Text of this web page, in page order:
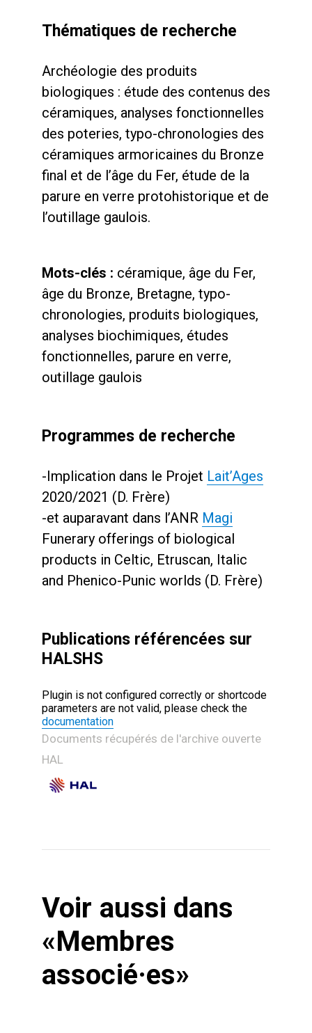
Thématiques de recherche
Archéologie des produits
biologiques : étude des contenus des
céramiques, analyses fonctionnelles
des poteries, typo-chronologies des
céramiques armoricaines du Bronze
final et de l’âge du Fer, étude de la
parure en verre protohistorique et de
l’outillage gaulois.
Mots-clés : céramique, âge du Fer,
âge du Bronze, Bretagne, typo-
chronologies, produits biologiques,
analyses biochimiques, études
fonctionnelles, parure en verre,
outillage gaulois
Programmes de recherche
-Implication dans le Projet Lait’Ages
2020/2021 (D. Frère)
-et auparavant dans l’ANR Magi
Funerary offerings of biological
products in Celtic, Etruscan, Italic
and Phenico-Punic worlds (D. Frère)
Publications référencées sur
HALSHS
Plugin is not configured correctly or shortcode
parameters are not valid, please check the
documentation
Documents récupérés de l'archive ouverte
HAL
Voir aussi dans
«Membres
associé·es»